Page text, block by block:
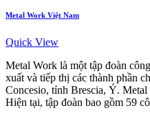
Metal Work Việt Nam
Quick View
Metal Work là một tập đoàn
xuất và tiếp thị các thành phần
Concesio, tỉnh Brescia, Ý.
Hiện tại, tập đoàn bao gồm 59